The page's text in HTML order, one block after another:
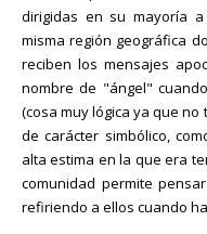
dirigidas en su mayoría
misma región geográfica
reciben los mensajes
nombre de "ángel"
(cosa muy lógica ya que
de carácter simbólico,
alta estima en la que era
comunidad permite
refiriendo a ellos cuando